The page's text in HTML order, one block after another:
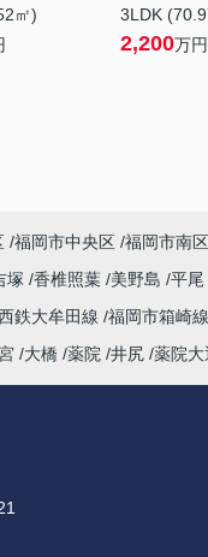
㎡)
3LDK
2,200万円
福岡市中央区 福岡市南区
塚 香椎照葉 美野島 平尾
鉄大牟田線 福岡市箱崎線
大橋 薬院 井尻 薬院大